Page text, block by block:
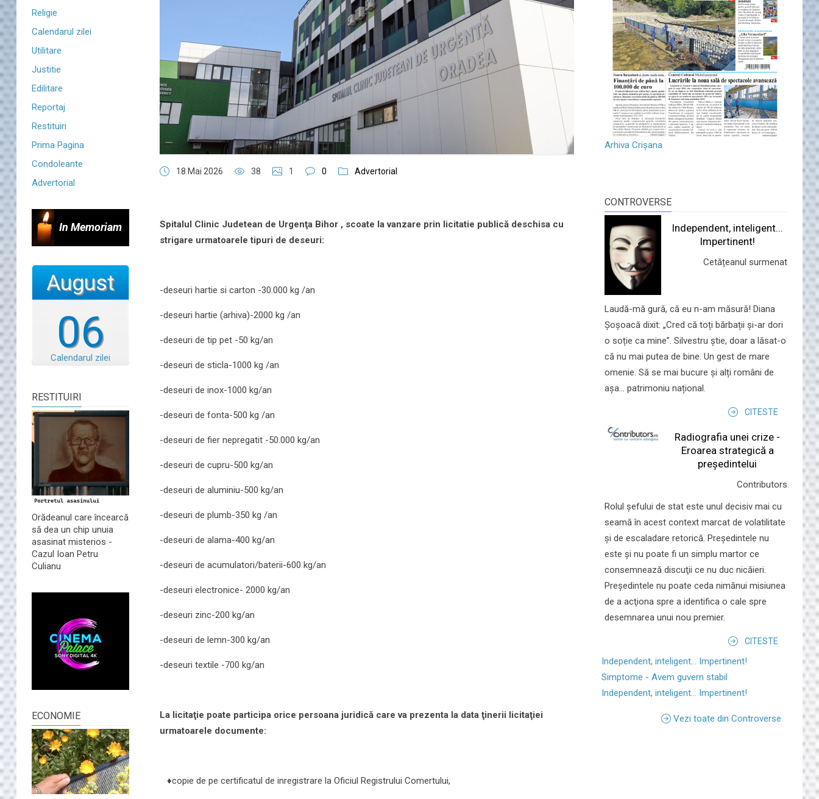
Religie
Calendarul zilei
Utilitare
Justitie
Edilitare
Reportaj
Restituiri
Prima Pagina
Condoleante
Advertorial
In Memoriam
06
August
Calendarul zilei
RESTITUIRI
Orădeanul care încearcă
să dea un chip unuia
asasinat misterios -
Cazul Ioan Petru
Culianu
ECONOMIE
18 Mai 2026 38 1 0 Advertorial
Spitalul Clinic Judetean de Urgenţa Bihor , scoate la vanzare prin licitatie publică deschisa cu
strigare urmatoarele tipuri de deseuri:
-deseuri hartie si carton -30.000 kg /an
-deseuri hartie (arhiva)-2000 kg /an
-deseuri de tip pet -50 kg/an
-deseuri de sticla-1000 kg /an
-deseuri de inox-1000 kg/an
-deseuri de fonta-500 kg /an
-deseuri de fier nepregatit -50.000 kg/an
-deseuri de cupru-500 kg/an
-deseuri de aluminiu-500 kg/an
-deseuri de plumb-350 kg /an
-deseuri de alama-400 kg/an
-deseuri de acumulatori/baterii-600 kg/an
-deseuri electronice- 2000 kg/an
-deseuri zinc-200 kg/an
-deseuri de lemn-300 kg/an
-deseuri textile -700 kg/an
La licitaţie poate participa orice persoana juridică care va prezenta la data ţinerii licitaţiei
urmatoarele documente:
♦copie de pe certificatul de inregistrare la Oficiul Registrului Comertului,
Arhiva Crișana
CONTROVERSE
Independent, inteligent...
Impertinent!
Cetățeanul surmenat
Laudă-mă gură, că eu n-am măsură! Diana
Șoșoacă dixit: „Cred că toți bărbații și-ar dori
o soție ca mine”. Silvestru știe, doar a lăsat-o
că nu mai putea de bine. Un gest de mare
omenie. Să se mai bucure și alți români de
așa... patrimoniu național.
CITESTE
Radiografia unei crize -
Eroarea strategică a
președintelui
Contributors
Rolul şefului de stat este unul decisiv mai cu
seamă în acest context marcat de volatilitate
şi de escaladare retorică. Preşedintele nu
este şi nu poate fi un simplu martor ce
consemnează discuţii ce nu duc nicăieri.
Preşedintele nu poate ceda nimănui misiunea
de a acţiona spre a identifica o cale spre
desemnarea unui nou premier.
CITESTE
Independent, inteligent... Impertinent!
Simptome - Avem guvern stabil
Independent, inteligent... Impertinent!
Vezi toate din Controverse